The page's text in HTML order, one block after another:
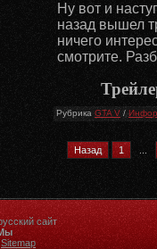
Ну вот и
назад вышел
ничего
смотрите.
Рубрика GTA V /
Назад 1
сайт
Sitemap